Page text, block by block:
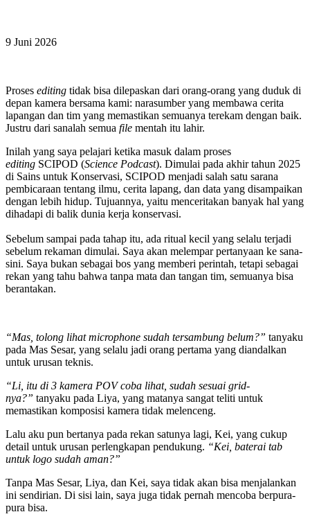
9 Juni 2026
Proses editing tidak bisa dilepaskan dari orang-orang yang duduk di
depan kamera bersama kami: narasumber yang membawa cerita
lapangan dan tim yang memastikan semuanya terekam dengan baik.
Justru dari sanalah semua file mentah itu lahir.
Inilah yang saya pelajari ketika masuk dalam proses
editing SCIPOD (Science Podcast). Dimulai pada akhir tahun 2025
di Sains untuk Konservasi, SCIPOD menjadi salah satu sarana
pembicaraan tentang ilmu, cerita lapang, dan data yang disampaikan
dengan lebih hidup. Tujuannya, yaitu menceritakan banyak hal yang
dihadapi di balik dunia kerja konservasi.
Sebelum sampai pada tahap itu, ada ritual kecil yang selalu terjadi
sebelum rekaman dimulai. Saya akan melempar pertanyaan ke sana-
sini. Saya bukan sebagai bos yang memberi perintah, tetapi sebagai
rekan yang tahu bahwa tanpa mata dan tangan tim, semuanya bisa
berantakan.
“Mas, tolong lihat microphone sudah tersambung belum?” tanyaku
pada Mas Sesar, yang selalu jadi orang pertama yang diandalkan
untuk urusan teknis.
“Li, itu di 3 kamera POV coba lihat, sudah sesuai grid-
nya?” tanyaku pada Liya, yang matanya sangat teliti untuk
memastikan komposisi kamera tidak melenceng.
Lalu aku pun bertanya pada rekan satunya lagi, Kei, yang cukup
detail untuk urusan perlengkapan pendukung. “Kei, baterai tab
untuk logo sudah aman?”
Tanpa Mas Sesar, Liya, dan Kei, saya tidak akan bisa menjalankan
ini sendirian. Di sisi lain, saya juga tidak pernah mencoba berpura-
pura bisa.